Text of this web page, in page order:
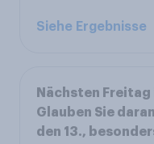
Siehe Ergebnisse
Nächsten Freitag
Glauben Sie
den 13.,